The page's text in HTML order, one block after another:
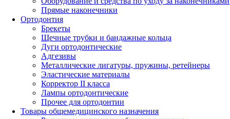
Прямые наконечники
Ортодонтия
Брекеты
Щечные трубки и бандажные кольца
Дуги ортодонтические
Адгезивы
Металлические лигатуры, пружины, ретейнеры
Эластические материалы
Корректор II класса
Лампы ортодонтические
Прочее для ортодонтии
Товары общемедицинского назначения